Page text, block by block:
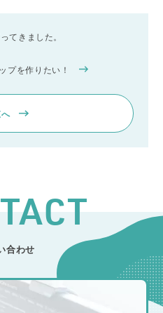
てきました。
プを作りたい！
合わせ